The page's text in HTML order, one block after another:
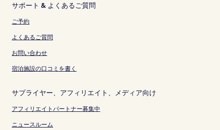
サポート & よくあるご質問
ご予約
よくあるご質問
お問い合わせ
宿泊施設の口コミを書く
サプライヤー、アフィリエイト、メディア向け
アフィリエイトパートナー募集中
ニュースルーム